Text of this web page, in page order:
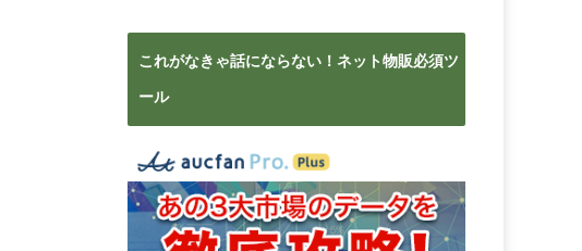
これがなきゃ話にならない！ネット物販必須ツ
ール